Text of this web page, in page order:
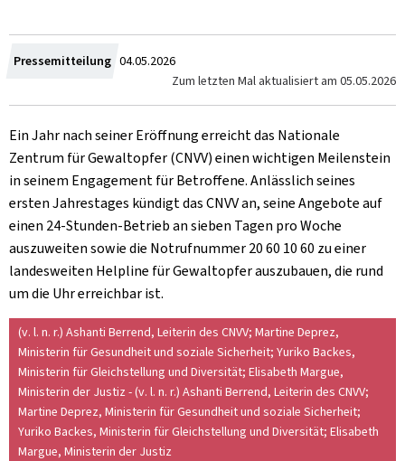
Pressemitteilung Zum
04.05.2026
Zum letzten Mal aktualisiert am 05.05.2026
Ein Jahr nach seiner Eröffnung erreicht das Nationale
Zentrum für Gewaltopfer (CNVV) einen wichtigen Meilenstein
in seinem Engagement für Betroffene. Anlässlich seines
ersten Jahrestages kündigt das CNVV an, seine Angebote auf
einen 24-Stunden-Betrieb an sieben Tagen pro Woche
auszuweiten sowie die Notrufnummer 20 60 10 60 zu einer
landesweiten Helpline für Gewaltopfer auszubauen, die rund
um die Uhr erreichbar ist.
(v. l. n. r.) Ashanti Berrend, Leiterin des CNVV; Martine Deprez,
Ministerin für Gesundheit und soziale Sicherheit; Yuriko Backes,
Ministerin für Gleichstellung und Diversität; Elisabeth Margue,
Ministerin der Justiz - (v. l. n. r.) Ashanti Berrend, Leiterin des CNVV;
Martine Deprez, Ministerin für Gesundheit und soziale Sicherheit;
Yuriko Backes, Ministerin für Gleichstellung und Diversität; Elisabeth
Margue, Ministerin der Justiz